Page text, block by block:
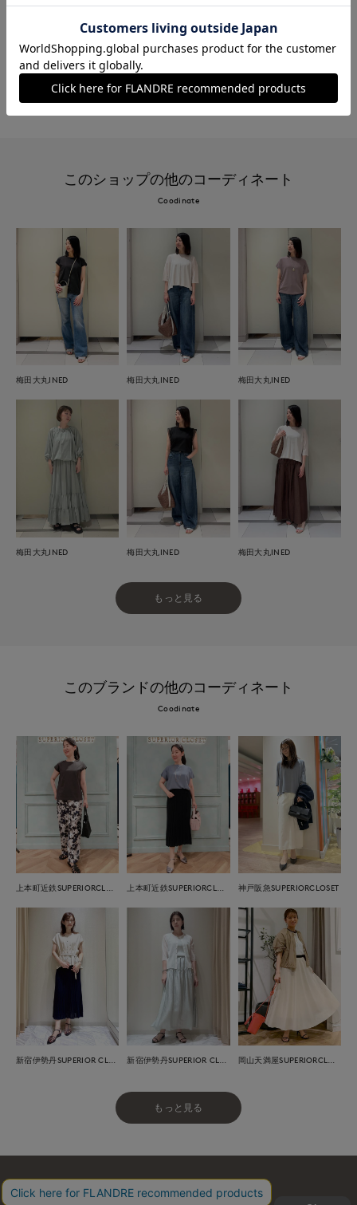
#休日 #女子会 #デート #食事会
#イージーケア #大きいサイズ
#フェミニン #エレガンス
#旅行 #おでかけ
このショップの他のコーディネート
Coodinate
梅田大丸INED 梅田大丸INED 梅田大丸INED
梅田大丸INED 梅田大丸INED 梅田大丸INED
もっと見る
このブランドの他のコーディネート
Coodinate
神戸阪急SUPERIORCLOSET
もっと見る